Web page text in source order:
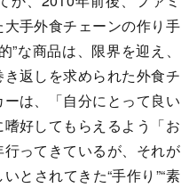
手外食チェーンの作り手
な商品は、限界を迎え、
返しを求められた外食チ
は、「自分にとって良い
好してもらえるよう「お
ってきているが、それが
とされてきた“手作り”“素